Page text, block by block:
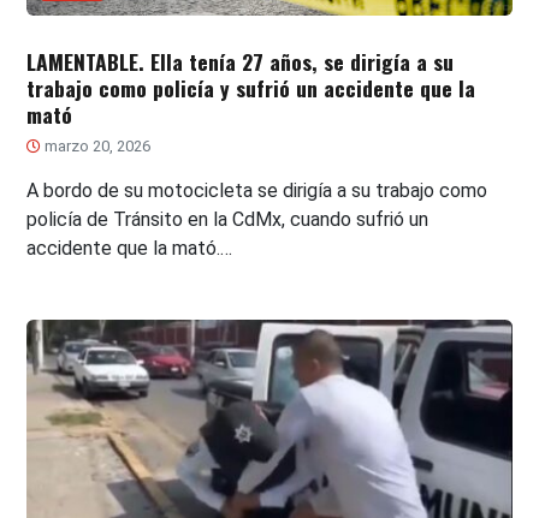
LAMENTABLE. Ella tenía 27 años, se dirigía a su
trabajo como policía y sufrió un accidente que la
mató
marzo 20, 2026
A bordo de su motocicleta se dirigía a su trabajo como
policía de Tránsito en la CdMx, cuando sufrió un
accidente que la mató.…